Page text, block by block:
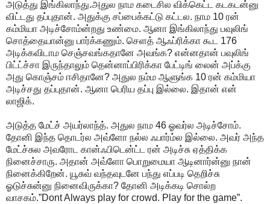
அடுத்து இங்கிலாந்து.அதுல‌ நாம‌ க‌டைசில‌ விக்கெட்ட‌ க‌ட‌க‌ட‌ன்னு
விட்ட‌து த‌ப்புதான். அதுக்கு ச‌ப்பைக்க‌ட்டு க‌ட்ட‌ல‌. நாம‌ 10 ர‌ன்
க‌ம்மியா அடிச்சோம்ன்ற‌து உண்மை. ஆனா இங்கிலாந்து ப‌வுலிங்
சொத்தையான்னு பார்க்க‌ணும். செளத் ஆஃப்ரிக்கா கூட‌ 176
அடிக்க‌விடாம‌ செஞ்ச‌வ‌ங்க‌தானே அவ‌ங்க‌? என்ன‌தான் ப‌வுலிங்
பிட்ட்ச்சா இருந்தாலும் தென்னாப்பிரிக்கா பேட்டிங் லைன் அப்க்கு
அது கொஞ்ச‌ம் ஈசிதானே? அதுல‌ ந‌ம்ம‌ ஆளுங்க‌ 10 ர‌ன் க‌ம்மியா
அடிச்ச‌து த‌ப்புதான். ஆனா பெரிய‌ த‌ப்பு இல்லை. இதான் என்
லாஜிக்.
அடுத்த‌ மேட்ச் அய‌ர்லாந்த். அதுல‌ நாம‌ 46 ஓவ‌ர்ல‌ அடிச்சோம்.
தோனி இந்த‌ தொட‌ர்ல‌ அவ்ளோ ந‌ல்ல‌ ஃபார்ம்ல‌ இல்லை. அவ‌ர் அந்த‌
மேட்ச்சுல‌ அவ‌ரோட‌ கான்ஃபிடென்ட்ட‌ ர‌ன் அடிச்சு ஏத்திக்க
நினைச்சாரு. அதான் அவ்ளோ பொறுமையா ஆடினார்ன்னு நான்
நினைக்கிறேன். யூசுவ் வ‌ந்த‌வுட‌னே ப‌ந்து எப்ப‌டி தெறிச்சு
ஓடுச்சுன்னு நினைவிருக்கா? தோனி அடிக்க‌டி சொல்ற‌
வாச‌க‌ம்.”Dont Always play for crowd. Play for the game”.